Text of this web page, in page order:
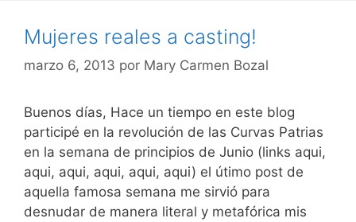
Mujeres reales a casting!
marzo 6, 2013 por Mary Carmen Bozal
Buenos días, Hace un tiempo en este blog
participé en la revolución de las Curvas Patrias
en la semana de principios de Junio (links aqui,
aqui, aqui, aqui, aqui, aqui) el útimo post de
aquella famosa semana me sirvió para
desnudar de manera literal y metafórica mis